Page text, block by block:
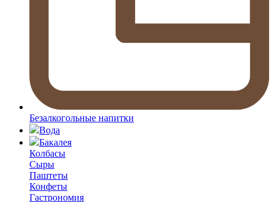
Безалкогольные напитки
Вода
Бакалея
Колбасы
Сыры
Паштеты
Конфеты
Гастрономия